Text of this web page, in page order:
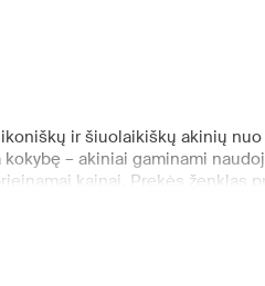
ir šiuolaikiškų akinių
– akiniai gaminami
kainai. Prekės ženklas
nei 90 šalių, o jų
parduotuvė Boozt.com gali
rėmelių ir kvadratinių